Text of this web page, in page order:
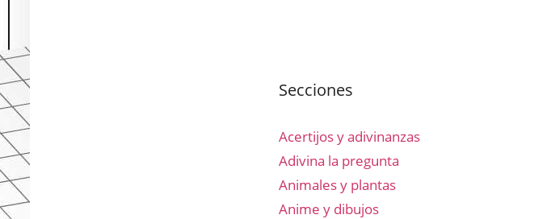
Secciones
Acertijos y adivinanzas
Adivina la pregunta
Animales y plantas
Anime y dibujos